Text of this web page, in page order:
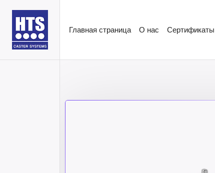
Главная страница О нас Сертификаты